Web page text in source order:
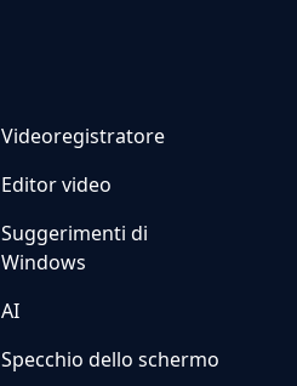
Videoregistratore
Editor video
Suggerimenti di
Windows
AI
Specchio dello schermo